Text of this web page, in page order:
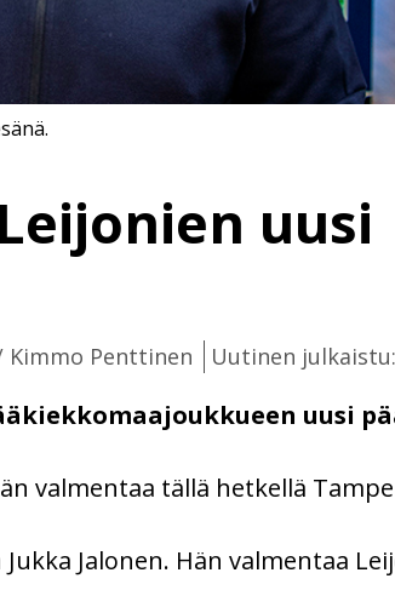
uusi
Kimmo Penttinen Uutinen julkaistu:
uusi
valmentaa tällä hetkellä
Jalonen. Hän valmentaa